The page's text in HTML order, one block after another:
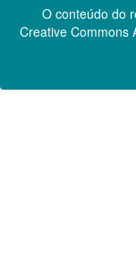
O conteúdo do
Creative Commons